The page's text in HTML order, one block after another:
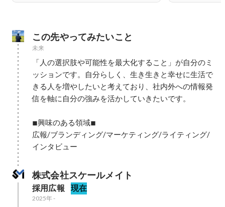
この先やってみたいこと
未来
「人の選択肢や可能性を最大化すること」が自分のミ
ッションです。自分らしく、生き生きと幸せに生活で
きる人を増やしたいと考えており、社内外への情報発
信を軸に自分の強みを活かしていきたいです。
◾︎興味のある領域◾︎
広報/ブランディング/マーケティング/ライティング/
インタビュー
株式会社スケールメイト
採用広報 現在
2025年-